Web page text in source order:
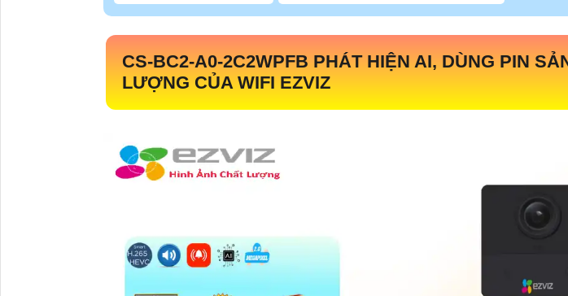
CS-BC2-A0-2C2WPFB PHÁT HIỆN AI, DÙNG PIN
LƯỢNG CỦA WIFI EZVIZ